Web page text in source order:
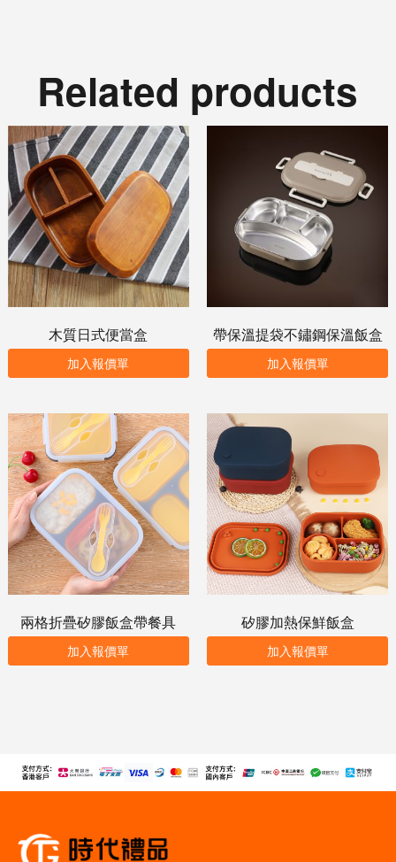
Related products
木質日式便當盒
加入報價單
帶保溫提袋不鏽鋼保溫飯盒
加入報價單
兩格折疊矽膠飯盒帶餐具
加入報價單
矽膠加熱保鮮飯盒
加入報價單